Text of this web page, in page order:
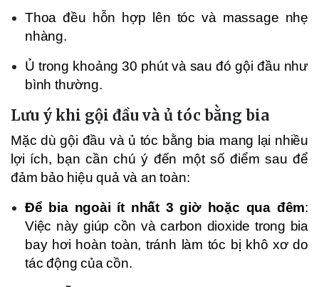
Thoa đều hỗn hợp lên tóc và massage nhẹ
nhàng.
Ủ trong khoảng 30 phút và sau đó gội đầu như
bình thường.
Lưu ý khi gội đầu và ủ tóc bằng bia
Mặc dù gội đầu và ủ tóc bằng bia mang lại nhiều
lợi ích, bạn cần chú ý đến một số điểm sau để
đảm bảo hiệu quả và an toàn:
Để bia ngoài ít nhất 3 giờ hoặc qua đêm:
Việc này giúp cồn và carbon dioxide trong bia
bay hơi hoàn toàn, tránh làm tóc bị khô xơ do
tác động của cồn.